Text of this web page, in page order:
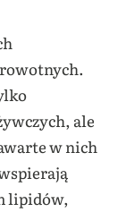
ale
w nich
lipidów,